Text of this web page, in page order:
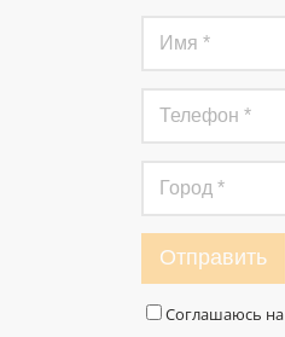
Отправить
Соглашаюсь на